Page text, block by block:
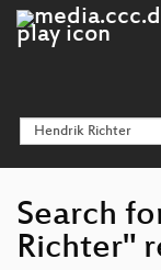
Search
Richter"